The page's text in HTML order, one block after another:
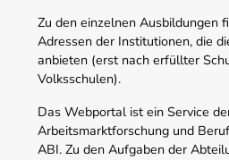
Zu den einzelnen Ausbildungen
Adressen der Institutionen, die
anbieten (erst nach erfüllter
Volksschulen).
Das Webportal ist ein Service
Arbeitsmarktforschung und
ABI. Zu den Aufgaben der